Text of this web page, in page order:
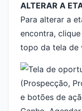
ALTERAR A
Para alterar a
encontra,
topo da tela de